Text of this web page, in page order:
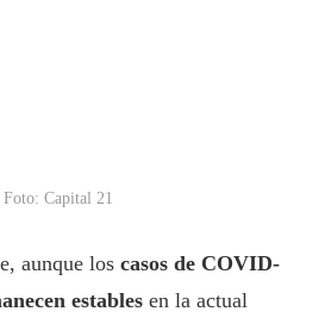
Foto: Capital 21
aunque los casos de COVID-
estables en la actual